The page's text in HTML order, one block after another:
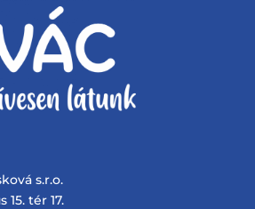
s.r.o.
15. tér 17.